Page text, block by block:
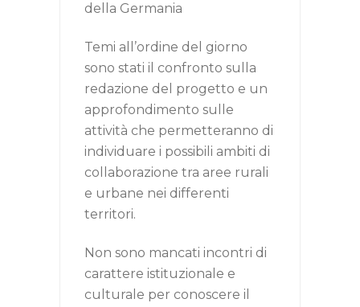
della Germania
Temi all’ordine del giorno
sono stati il confronto sulla
redazione del progetto e un
approfondimento sulle
attività che permetteranno di
individuare i possibili ambiti di
collaborazione tra aree rurali
e urbane nei differenti
territori.
Non sono mancati incontri di
carattere istituzionale e
culturale per conoscere il